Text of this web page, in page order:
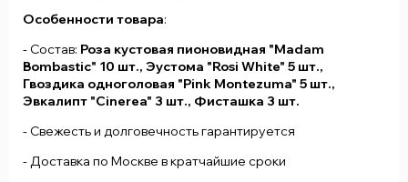
Особенности товара:
- Состав: Роза кустовая пионовидная "Madam
Bombastic" 10 шт., Эустома "Rosi White" 5 шт.,
Гвоздика одноголовая "Pink Montezuma" 5 шт.,
Эвкалипт "Cinerea" 3 шт., Фисташка 3 шт.
- Свежесть и долговечность гарантируется
- Доставка по Москве в кратчайшие сроки